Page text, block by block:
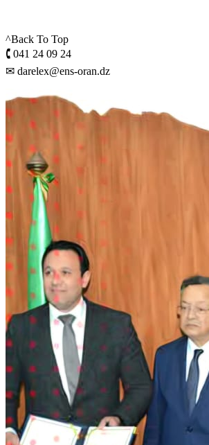
^Back To Top
🕻 041 24 09 24
✉ darelex@ens-oran.dz